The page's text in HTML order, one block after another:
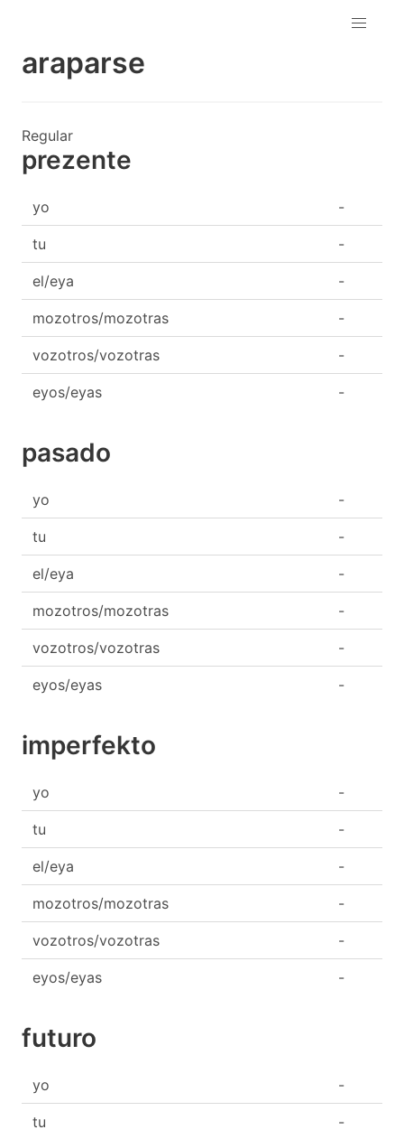
araparse
Regular
prezente
yo -
tu -
el/eya -
mozotros/mozotras -
vozotros/vozotras -
eyos/eyas -
pasado
yo -
tu -
el/eya -
mozotros/mozotras -
vozotros/vozotras -
eyos/eyas -
imperfekto
yo -
tu -
el/eya -
mozotros/mozotras -
vozotros/vozotras -
eyos/eyas -
futuro
yo -
tu -